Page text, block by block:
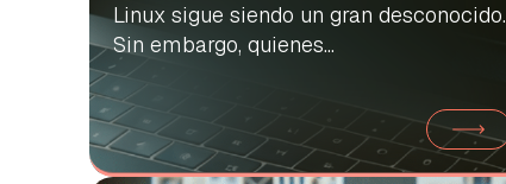
Linux sigue siendo un gran desconocido.
Sin embargo, quienes...